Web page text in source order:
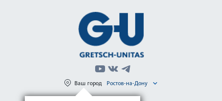
Ваш город Ростов-на-Дону